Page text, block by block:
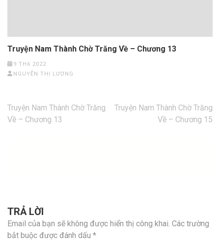
Truyện Nam Thành Chờ Trăng Về – Chương 13
9 TH6 2022
NGUYỄN THỊ LƯƠNG
Điều
hướng
Truyện Nam Thành Chờ Trăng
Về – Chương 13
Truyện Nam Thành Chờ Trăng
Về – Chương 15
TRẢ LỜI
Email của bạn sẽ không được hiển thị công khai. Các trường
bắt buộc được đánh dấu *